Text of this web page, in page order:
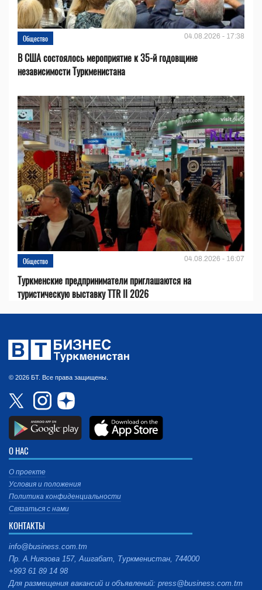
Общество 04.08.2026 - 17:38
В США состоялось мероприятие к 35-й годовщине
независимости Туркменистана
Общество 04.08.2026 - 16:07
Туркменские предприниматели приглашаются на
туристическую выставку TTR II 2026
© 2026 БТ. Все права защищены.
О НАС
О проекте
Условия и положения
Политика конфиденциальности
Связаться с нами
КОНТАКТЫ
info@business.com.tm
Пр. А.Ниязова 157, Ашгабат, Туркменистан, 744000
+993 61 89 14 98
Для размещения вакансий и объявлений: press@business.com.tm